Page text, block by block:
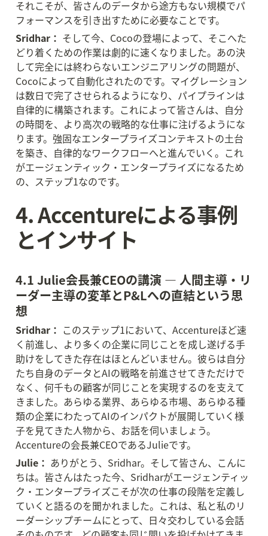
それこそが、皆さんのデータから途方もない規模でパ
フォーマンスを引き出すために必要なことです。
Sridhar： そして今、Cocoの登場によって、そこへた
どり着くための作業は劇的に速くなりました。あの決
して完全には終わらないエンジニアリングの問題が、
Cocoによって自動化されたのです。マイグレーション
は数日で完了させられるようになり、パイプラインは
自律的に構築されます。これによって皆さんは、自分
の時間を、より高次の戦略的な仕事に注げるようにな
ります。強固なエンタープライズコンテキストの土台
を築き、自律的なワークフローへと進んでいく。これ
がエージェンティック・エンタープライズになるため
の、ステップ1なのです。
4. Accentureによる事例
とインサイト
4.1 Julie会長兼CEOの講演 — 人間主導・リ
ーダー主導の変革とP&Lへの直結という思
想
Sridhar： このステップ1において、Accentureほど速
く前進し、より多くの企業に同じことを成し遂げる手
助けをしてきた存在はほとんどいません。彼らは自分
たち自身のデータとAIの戦略を前進させてきただけで
なく、何千もの顧客が同じことを実現するのを支えて
きました。あらゆる業界、あらゆる市場、あらゆる種
類の企業にわたってAIのインパクトが展開していく様
子を見てきた人物から、お話を伺いましょう。
Accentureの会長兼CEOであるJulieです。
Julie： ありがとう、Sridhar。そして皆さん、こんに
ちは。皆さんはたった今、Sridharがエージェンティッ
ク・エンタープライズこそが次の仕事の段階を定義し
ていくと語るのを聞かれました。これは、私と私のリ
ーダーシップチームにとって、日々交わしている会話